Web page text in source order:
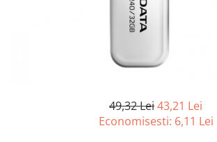
49,32 Lei43,21 Lei
Economisesti: 6,11 Lei